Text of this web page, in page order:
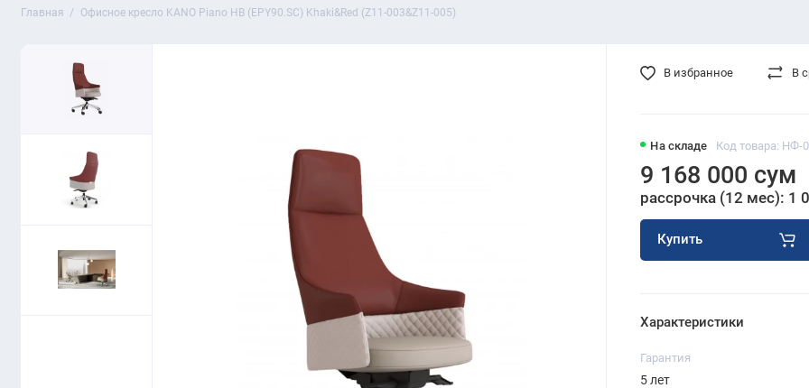
Главная Офисное кресло KANO Piano HB (EPY90.SC) Khaki&Red (Z11-003&Z11-005)
На складе Код товара: НФ-
9 168 000 сум
рассрочка (12 мес): 1
Купить
В избранное В
Характеристики
Гарантия
5 лет